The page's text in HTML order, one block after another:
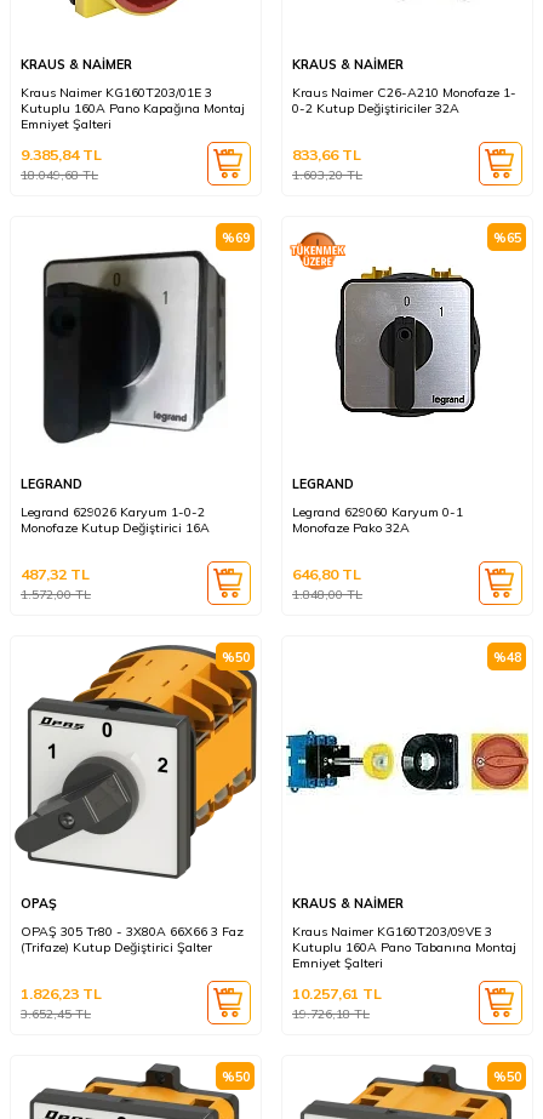
KRAUS & NAİMER
Kraus Naimer KG160T203/01E 3
Kutuplu 160A Pano Kapağına Montaj
Emniyet Şalteri
18.049,68TL
9.385,84TL
KRAUS & NAİMER
Kraus Naimer C26-A210 Monofaze 1-
0-2 Kutup Değiştiriciler 32A
1.603,20TL
833,66TL
%69
LEGRAND
Legrand 629026 Karyum 1-0-2
Monofaze Kutup Değiştirici 16A
1.572,00TL
487,32 TL
%65
LEGRAND
Legrand 629060 Karyum 0-1
Monofaze Pako 32A
1.848,00TL
646,80TL
%50
OPAŞ
OPAŞ 305 Tr80 - 3X80A 66X66 3 Faz
(Trifaze) Kutup Değiştirici Şalter
3.652,45TL
1.826,23 TL
%48
KRAUS & NAİMER
Kraus Naimer KG160T203/09VE 3
Kutuplu 160A Pano Tabanına Montaj
Emniyet Şalteri
19.726,18TL
10.257,61 TL
%50 %50